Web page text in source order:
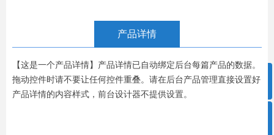
产品详情
【这是一个产品详情】产品详情已自动绑定后台每篇产品的数据。
拖动控件时请不要让任何控件重叠。请在后台产品管理直接设置好
产品详情的内容样式，前台设计器不提供设置。
ꁸ